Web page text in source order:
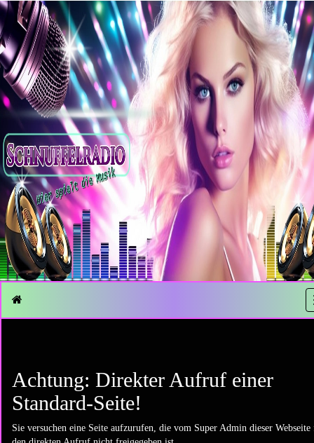
Achtung: Direkter Aufruf einer
Standard-Seite!
Sie versuchen eine Seite aufzurufen, die vom Super Admin dieser